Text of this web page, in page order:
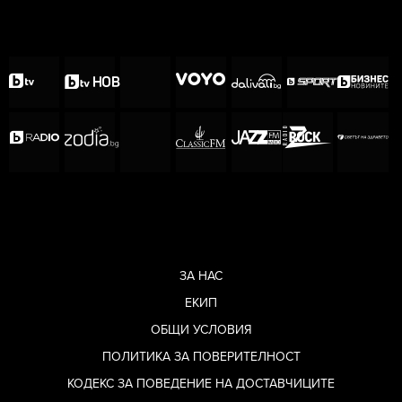
„Петъчно ви споделям едно огромно
предизвикателство, в което се впуснах
ЗА НАС
ЕКИП
ОБЩИ УСЛОВИЯ
ПОЛИТИКА ЗА ПОВЕРИТЕЛНОСТ
КОДЕКС ЗА ПОВЕДЕНИЕ НА ДОСТАВЧИЦИТЕ